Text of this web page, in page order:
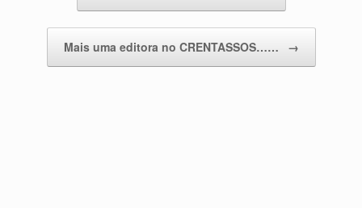
Mais uma editora no CRENTASSOS…… →